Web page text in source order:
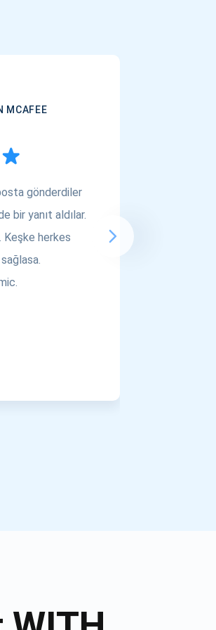
MCAFEE
gönderdiler
bir yanıt aldılar.
Keşke herkes